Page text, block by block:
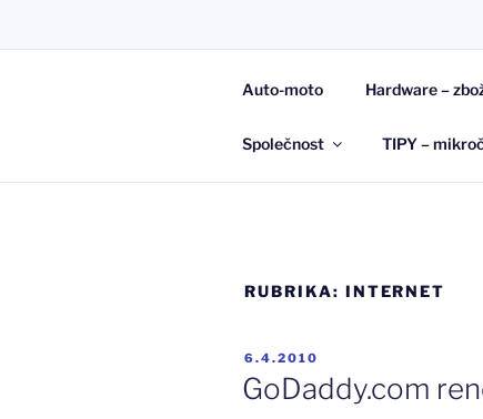
JAN
Auto-moto Hardware –
Společnost TIPY –
RUBRIKA: INTERNET
PUBLIKOVÁNO
6.4.2010
GoDaddy.com